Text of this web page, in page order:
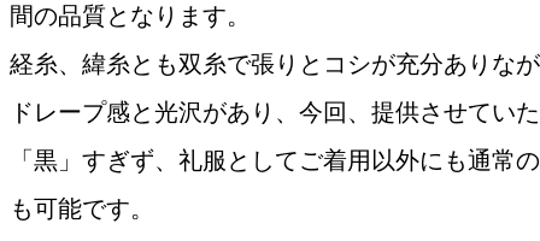
間の品質となります。
経糸、緯糸とも双糸で張りとコシが充分ありな
ドレープ感と光沢があり、今回、提供させてい
「黒」すぎず、礼服としてご着用以外にも通常
も可能です。